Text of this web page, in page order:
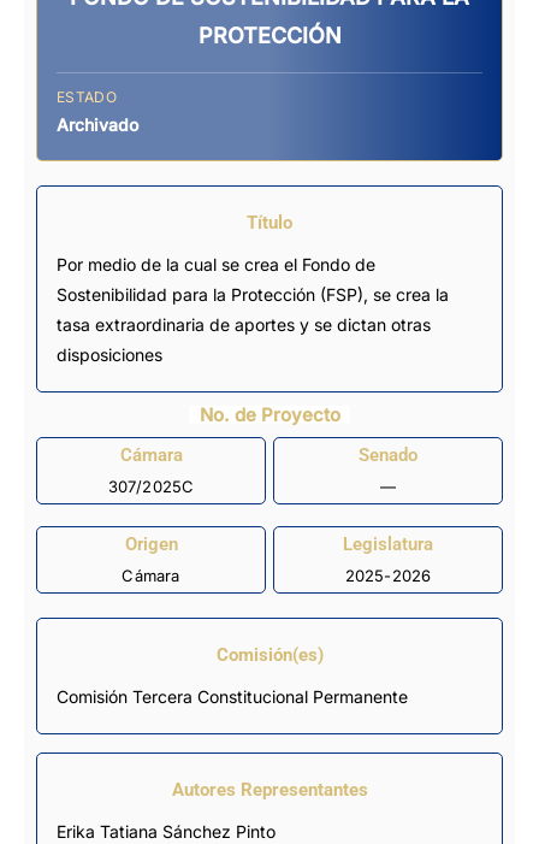
PROTECCIÓN
ESTADO
Archivado
Título
Por medio de la cual se crea el Fondo de
Sostenibilidad para la Protección (FSP), se crea la
tasa extraordinaria de aportes y se dictan otras
disposiciones
No. de Proyecto
Cámara
307/2025C
Senado
—
Origen
Cámara
Legislatura
2025-2026
Comisión(es)
Comisión Tercera Constitucional Permanente
Autores Representantes
Erika Tatiana Sánchez Pinto